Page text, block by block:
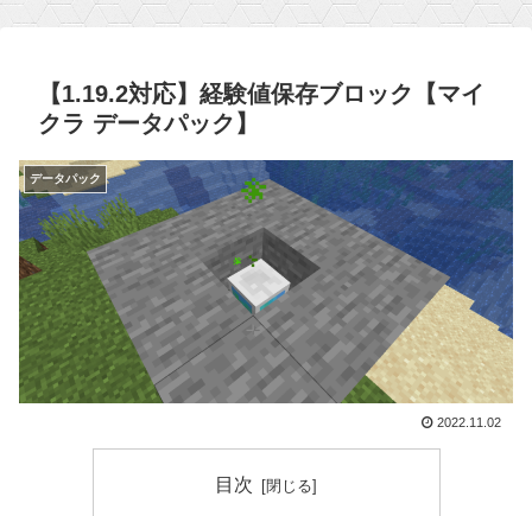
【1.19.2対応】経験値保存ブロック【マイ
クラ データパック】
データパック
2022.11.02
目次